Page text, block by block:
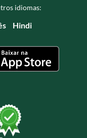
idiomas:
Hindi